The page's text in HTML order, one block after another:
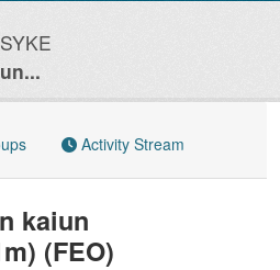
SYKE
Activity Stream
kaiun
(FEO)